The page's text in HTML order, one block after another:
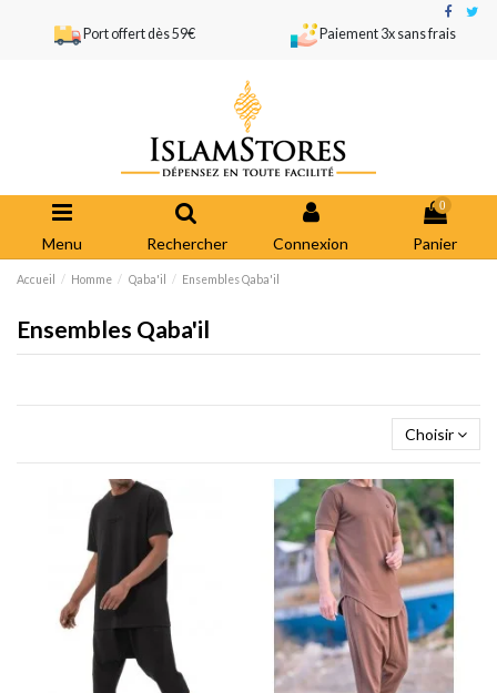
Port offert dès 59€ Paiement 3x sans frais
Menu Rechercher Connexion
0
Panier
Accueil Homme Qaba'il Ensembles Qaba'il
Ensembles Qaba'il
Choisir